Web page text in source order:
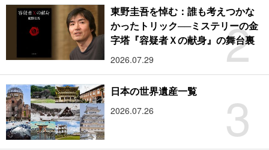
2
東野圭吾を悼む：誰も考えつかな
かったトリック──ミステリーの金
字塔『容疑者Ｘの献身』の舞台裏
2026.07.29
3
日本の世界遺産一覧
2026.07.26